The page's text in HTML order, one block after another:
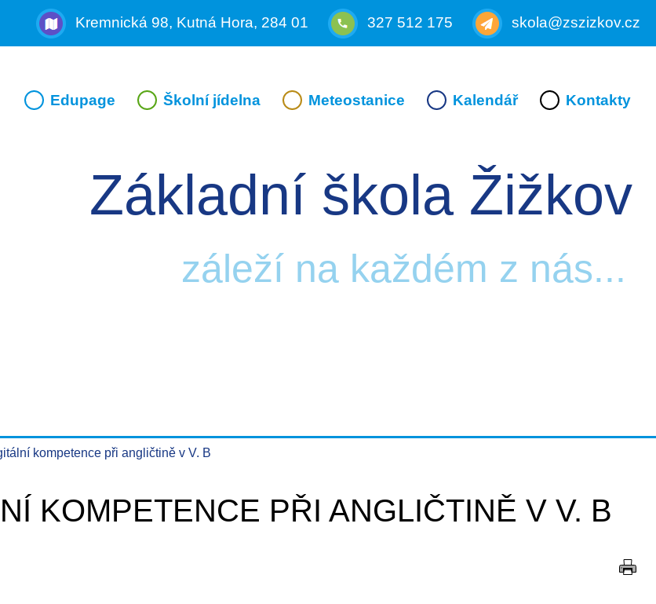
Kremnická 98, Kutná Hora, 284 01 327 512 175 skola@zszizkov.cz
Edupage Školní jídelna Meteostanice Kalendář Kontakty
Základní škola Žižkov
záleží na každém z nás...
kompetence při angličtině v V. B
KOMPETENCE PŘI ANGLIČTINĚ V V. B